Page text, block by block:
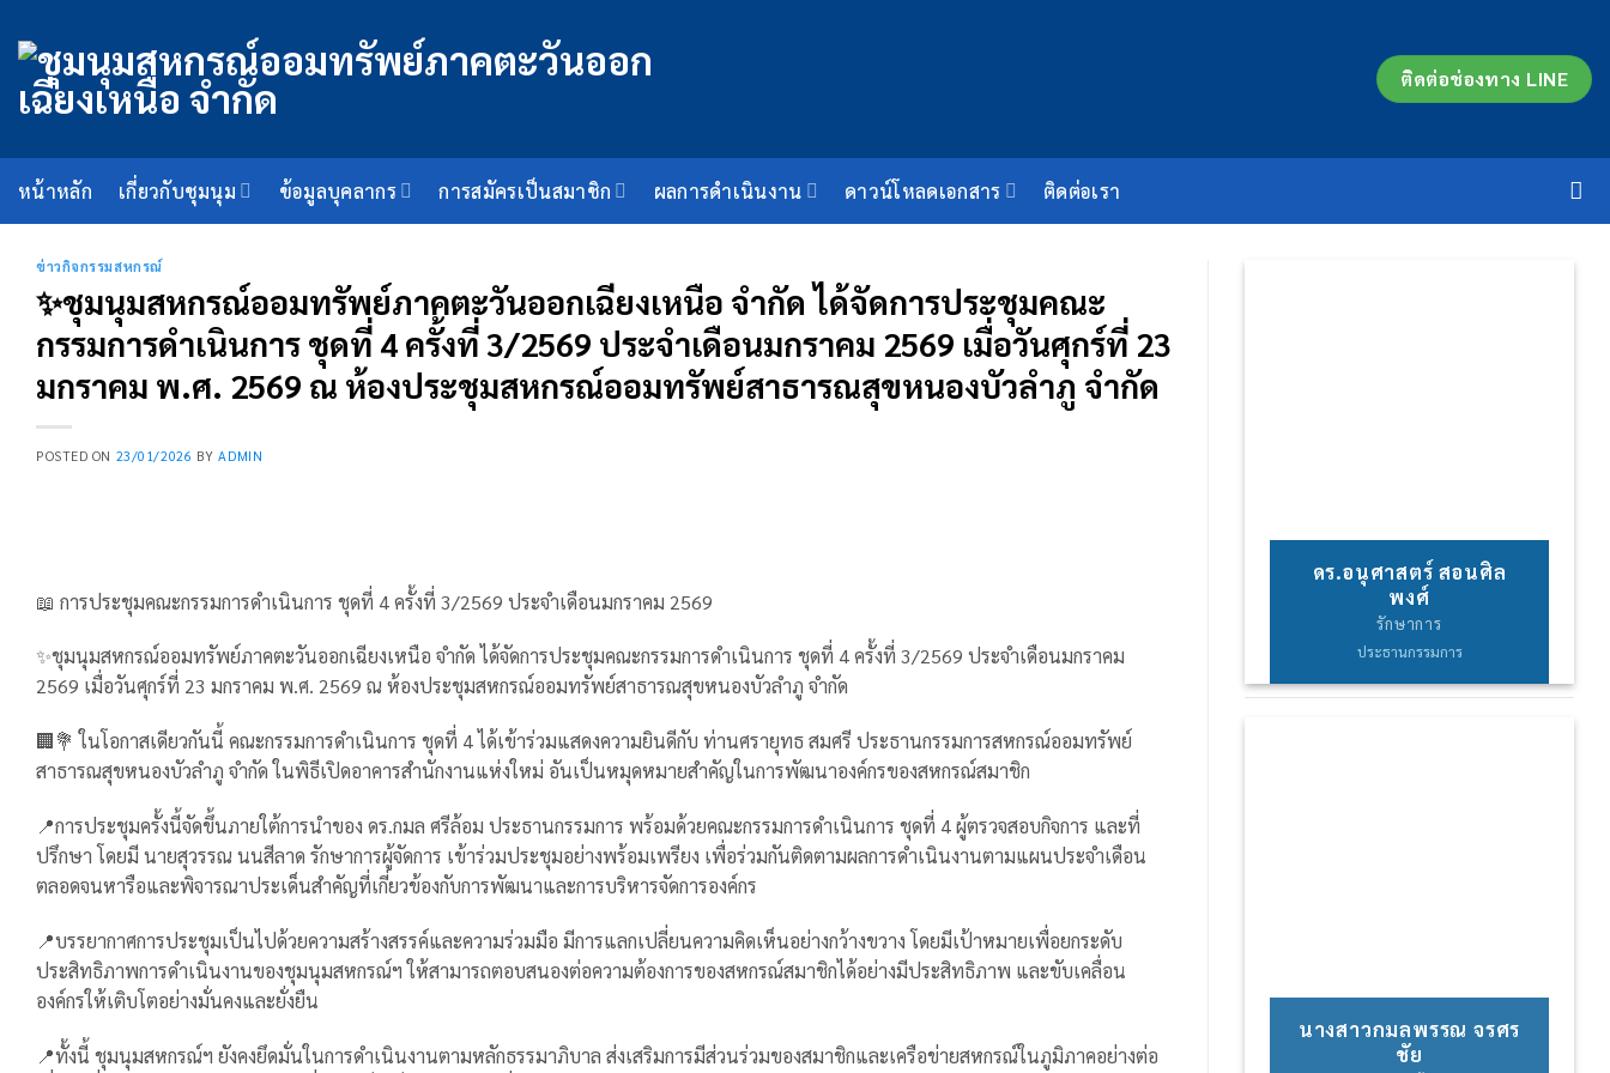
ไป
เนื้อหา
ติดต่อช่องทาง LINE
หน้าหลัก เกี่ยวกับชุมนุม ข้อมูลบุคลากร การสมัครเป็นสมาชิก ผลการดำเนินงาน ดาวน์โหลดเอกสาร ติดต่อเรา
ข่าวกิจกรรมสหกรณ์
✨️ชุมนุมสหกรณ์ออมทรัพย์ภาคตะวันออกเฉียงเหนือ จำกัด ได้จัดการประชุมคณะ
กรรมการดำเนินการ ชุดที่ 4 ครั้งที่ 3/2569 ประจำเดือนมกราคม 2569 เมื่อวันศุกร์ที่ 23
มกราคม พ.ศ. 2569 ณ ห้องประชุมสหกรณ์ออมทรัพย์สาธารณสุขหนองบัวลำภู จำกัด
POSTED ON 23/01/2026 BYADMIN
📖 การประชุมคณะกรรมการดำเนินการ ชุดที่ 4 ครั้งที่ 3/2569 ประจำเดือนมกราคม 2569
✨️ชุมนุมสหกรณ์ออมทรัพย์ภาคตะวันออกเฉียงเหนือ จำกัด ได้จัดการประชุมคณะกรรมการดำเนินการ ชุดที่ 4 ครั้งที่ 3/2569 ประจำเดือนมกราคม
2569 เมื่อวันศุกร์ที่ 23 มกราคม พ.ศ. 2569 ณ ห้องประชุมสหกรณ์ออมทรัพย์สาธารณสุขหนองบัวลำภู จำกัด
🏢💐 ในโอกาสเดียวกันนี้ คณะกรรมการดำเนินการ ชุดที่ 4 ได้เข้าร่วมแสดงความยินดีกับ ท่านศรายุทธ สมศรี ประธานกรรมการสหกรณ์ออมทรัพย์
สาธารณสุขหนองบัวลำภู จำกัด ในพิธีเปิดอาคารสำนักงานแห่งใหม่ อันเป็นหมุดหมายสำคัญในการพัฒนาองค์กรของสหกรณ์สมาชิก
📍การประชุมครั้งนี้จัดขึ้นภายใต้การนำของ ดร.กมล ศรีล้อม ประธานกรรมการ พร้อมด้วยคณะกรรมการดำเนินการ ชุดที่ 4 ผู้ตรวจสอบกิจการ และที่
ปรึกษา โดยมี นายสุวรรณ นนสีลาด รักษาการผู้จัดการ เข้าร่วมประชุมอย่างพร้อมเพรียง เพื่อร่วมกันติดตามผลการดำเนินงานตามแผนประจำเดือน
ตลอดจนหารือและพิจารณาประเด็นสำคัญที่เกี่ยวข้องกับการพัฒนาและการบริหารจัดการองค์กร
📍บรรยากาศการประชุมเป็นไปด้วยความสร้างสรรค์และความร่วมมือ มีการแลกเปลี่ยนความคิดเห็นอย่างกว้างขวาง โดยมีเป้าหมายเพื่อยกระดับ
ประสิทธิภาพการดำเนินงานของชุมนุมสหกรณ์ฯ ให้สามารถตอบสนองต่อความต้องการของสหกรณ์สมาชิกได้อย่างมีประสิทธิภาพ และขับเคลื่อน
องค์กรให้เติบโตอย่างมั่นคงและยั่งยืน
📍ทั้งนี้ ชุมนุมสหกรณ์ฯ ยังคงยึดมั่นในการดำเนินงานตามหลักธรรมาภิบาล ส่งเสริมการมีส่วนร่วมของสมาชิกและเครือข่ายสหกรณ์ในภูมิภาคอย่างต่อ
ดร.อนุศาสตร์ สอนศิล
พงศ์
รักษาการ
ประธานกรรมการ
นางสาวกมลพรรณ จรศร
ชัย